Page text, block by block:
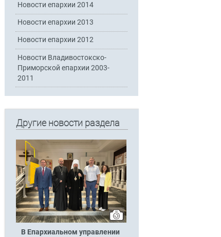
Новости епархии 2014
Новости епархии 2013
Новости епархии 2012
Новости Владивостокско-
Приморской епархии 2003-
2011
Другие новости раздела
В Епархиальном управлении